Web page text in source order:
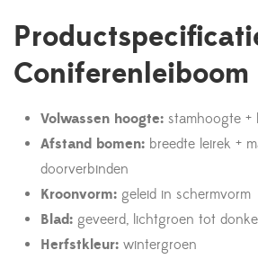
Coniferenleiboom
Volwassen hoogte: stamhoogte +
Afstand bomen: breedte leirek +
doorverbinden
Kroonvorm: geleid in schermvorm
Blad: geveerd, lichtgroen tot
Herfstkleur: wintergroen